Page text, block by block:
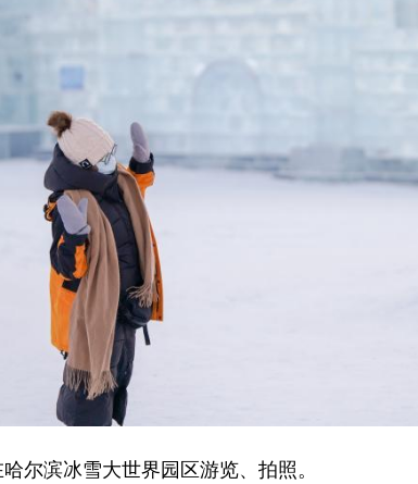
滨冰雪大世界园区游览、拍照。